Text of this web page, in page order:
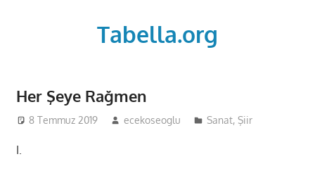
Tabella.org
Her Şeye Rağmen
8 Temmuz 2019 ecekoseoglu Sanat,Şiir
I.